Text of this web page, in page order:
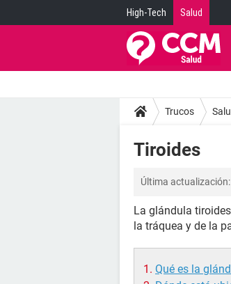
High-Tech Salud
Trucos
Tiroides
Última actualización:
La glándula
la tráquea y de la
Qué es la